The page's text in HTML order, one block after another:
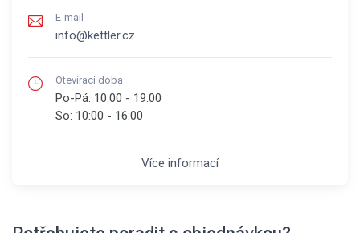
E-mail
info@kettler.cz
Otevírací doba
Po-Pá: 10:00 - 19:00
So: 10:00 - 16:00
Více informací